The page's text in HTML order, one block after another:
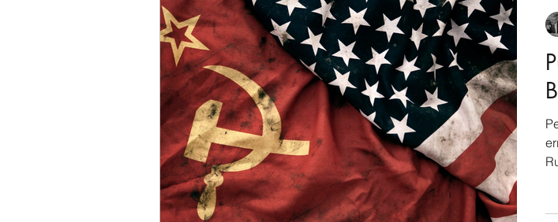
Sicurezza Nazionale CyberSecurity Information
Indo-Pacifico Medio Oriente Cina Francia
Giappone India Corea del Nord Corea del Sud
Europa Covid-19 Taiwan Asia centrale